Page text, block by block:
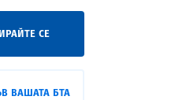
СЕ
ВАШАТА БТА